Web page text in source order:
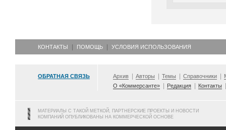
КОНТАКТЫ ПОМОЩЬ УСЛОВИЯ ИСПОЛЬЗОВАНИЯ
ОБРАТНАЯ СВЯЗЬ Архив Авторы Темы Справочники
О «Коммерсанте»
Редакция Контакты
МАТЕРИАЛЫ С ТАКОЙ МЕТКОЙ, ПАРТНЕРСКИЕ ПРОЕКТЫ И НОВОСТИ
КОМПАНИЙ ОПУБЛИКОВАНЫ НА КОММЕРЧЕСКОЙ ОСНОВЕ